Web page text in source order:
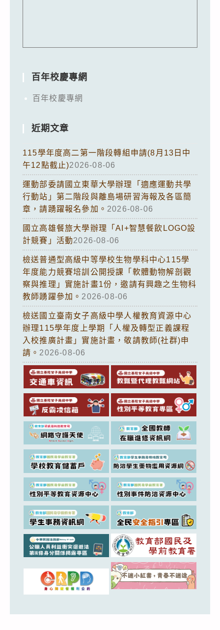
百年校慶專網
百年校慶專網
近期文章
115學年度高二第一階段轉組申請(8月13日中
午12點截止)2026-08-06
運動部委請國立東華大學辦理「適應運動共學
行動站」第二階段與離島場研習海報及各區簡
章，請踴躍報名參加。 2026-08-06
國立高雄餐旅大學辦理「AI+智慧餐飲LOGO設
計競賽」活動2026-08-06
檢送普通型高級中等學校生物學科中心115學
年度能力競賽培訓公開授課「軟體動物解剖觀
察與推理」實施計畫1份，邀請有興趣之生物科
教師踴躍參加。 2026-08-06
檢送國立臺南女子高級中學人權教育資源中心
辦理115學年度上學期「人權及轉型正義課程
入校推廣計畫」實施計畫，敬請教師(社群)申
請。 2026-08-06